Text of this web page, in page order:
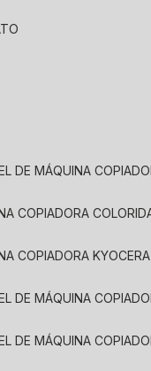
DE MÁQUINA
COPIADORA
COPIADORA
DE MÁQUINA
DE MÁQUINA